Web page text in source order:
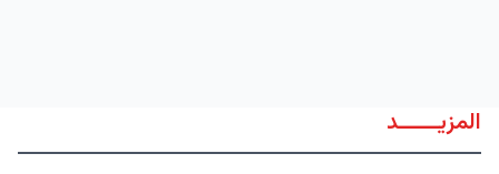
المزيــــــد